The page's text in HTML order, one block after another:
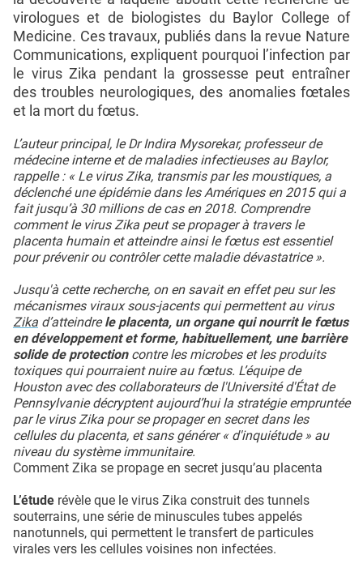
virologues et de biologistes du Baylor College of
Medicine. Ces travaux, publiés dans la revue Nature
Communications, expliquent pourquoi l’infection par
le virus Zika pendant la grossesse peut entraîner
des troubles neurologiques, des anomalies fœtales
et la mort du fœtus.
L’auteur principal, le Dr Indira Mysorekar, professeur de
médecine interne et de maladies infectieuses au Baylor,
rappelle : « Le virus Zika, transmis par les moustiques, a
déclenché une épidémie dans les Amériques en 2015 qui a
fait jusqu’à 30 millions de cas en 2018. Comprendre
comment le virus Zika peut se propager à travers le
placenta humain et atteindre ainsi le fœtus est essentiel
pour prévenir ou contrôler cette maladie dévastatrice ».
Jusqu'à cette recherche, on en savait en effet peu sur les
mécanismes viraux sous-jacents qui permettent au virus
Zika d’atteindrele placenta, un organe qui nourrit le fœtus
en développement et forme, habituellement, une barrière
solide de protectioncontre les microbes et les produits
toxiques qui pourraient nuire au fœtus. L’équipe de
Houston avec des collaborateurs de l'Université d'État de
Pennsylvanie décryptent aujourd’hui la stratégie empruntée
par le virus Zika pour se propager en secret dans les
cellules du placenta, et sans générer « d'inquiétude » au
niveau du système immunitaire.
Comment Zika se propage en secret jusqu’au placenta
L’étude révèle que le virus Zika construit des tunnels
souterrains, une série de minuscules tubes appelés
nanotunnels, qui permettent le transfert de particules
virales vers les cellules voisines non infectées.